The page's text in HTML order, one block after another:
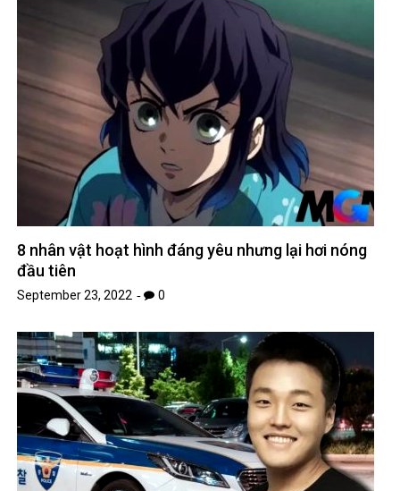
8 nhân vật hoạt hình đáng yêu nhưng lại hơi nóng
đầu tiên
September 23, 2022 0